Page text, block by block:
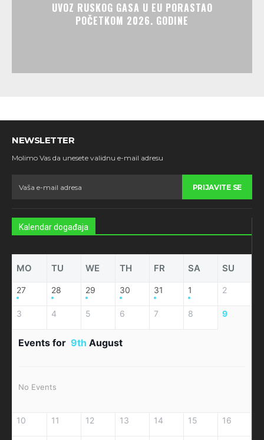
UVOZ RUSKOG GASA U EU PORASTAO
POČETKOM 2026. GODINE
NEWSLETTER
Molimo Vas da unesete validnu e-mail adresu
PRIJAVITE SE
Kalendar događaja
MO TU WE TH FR SA SU
27 28 29 30 31 1 2
3 4 5 6 7 8 9
Events for 9th August
No Events
10 11 12 13 14 15 16